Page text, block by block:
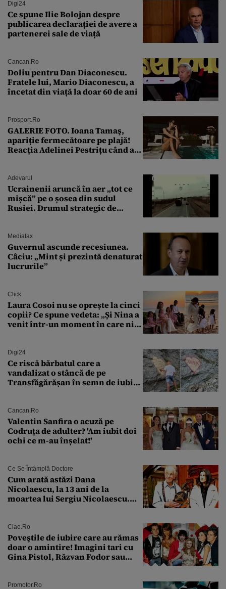
Digi24
Ce spune Ilie Bolojan despre
publicarea declarației de avere a
partenerei sale de viață
Cancan.ro
Doliu pentru Dan Diaconescu.
Fratele lui, Mario Diaconescu, a
încetat din viață la doar 60 de ani
Prosport.ro
GALERIE FOTO. Ioana Tamaş,
apariție fermecătoare pe plajă!
Reacția Adelinei Pestrițu când a
Adevarul
Ucrainenii aruncă în aer „tot ce
mișcă” pe o șosea din sudul
Rusiei. Drumul strategic de
Mediafax
Guvernul ascunde recesiunea.
Câciu: „Mint și prezintă denaturat
lucrurile”
Click
Laura Cosoi nu se oprește la cinci
copii? Ce spune vedeta: „Și Nina a
venit într-un moment în care nici
Digi24
Ce riscă bărbatul care a
vandalizat o stâncă de pe
Transfăgărășan în semn de iubire
Cancan.ro
Valentin Sanfira o acuză pe
Codruța de adulter? 'Am iubit doi
ochi ce m-au înșelat!'
Ce Se Întâmplă Doctore
Cum arată astăzi Dana
Nicolaescu, la 13 ani de la
moartea lui Sergiu Nicolaescu.
Ciao.ro
Poveştile de iubire care au rămas
doar o amintire! Imagini tari cu
Gina Pistol, Răzvan Fodor sau
Promotor.ro